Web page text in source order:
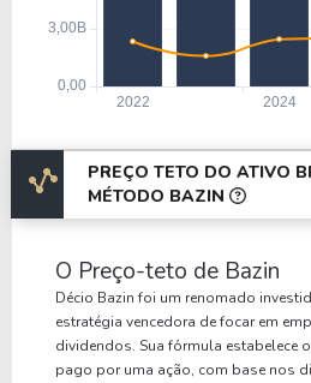
PREÇO TETO DO ATIVO
MÉTODO BAZIN
O Preço-teto de Bazin
Décio Bazin foi um renomado
estratégia vencedora de focar em
dividendos. Sua fórmula estabelece
pago por uma ação, com base nos